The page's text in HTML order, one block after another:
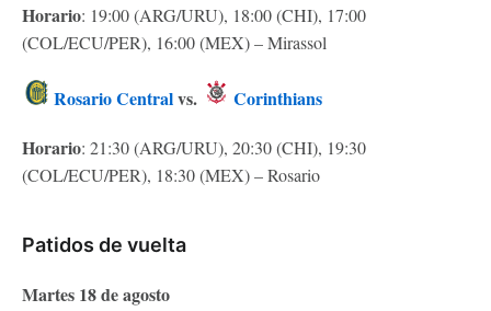
Horario: 19:00 (ARG/URU), 18:00 (CHI), 17:00
(COL/ECU/PER), 16:00 (MEX) – Mirassol
Rosario Centralvs.
Corinthians
Horario: 21:30 (ARG/URU), 20:30 (CHI), 19:30
(COL/ECU/PER), 18:30 (MEX) – Rosario
Patidos de vuelta
Martes 18 de agosto